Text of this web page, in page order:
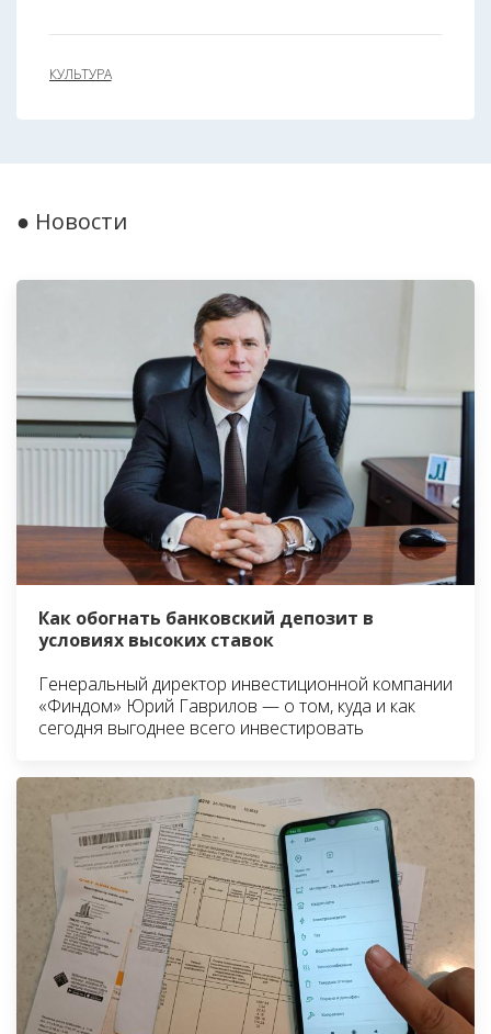
КУЛЬТУРА
● Новости
Как обогнать банковский депозит в
условиях высоких ставок
Генеральный директор инвестиционной компании
«Финдом» Юрий Гаврилов — о том, куда и как
сегодня выгоднее всего инвестировать